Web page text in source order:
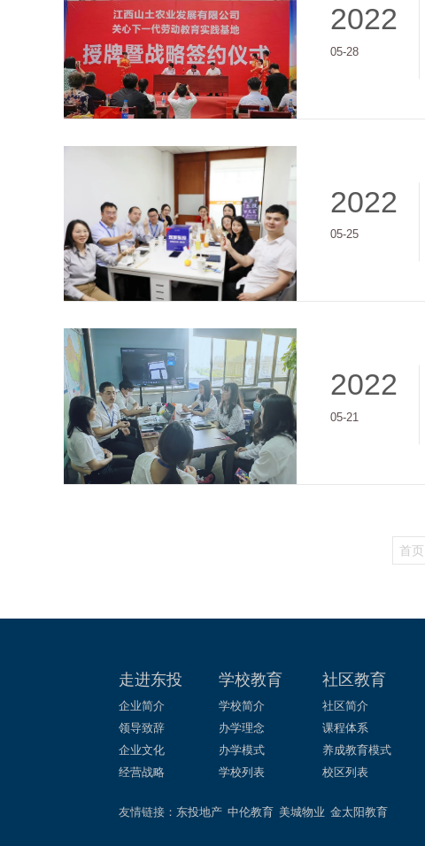
2022
05-28
2022
05-25
2022
05-21
首页
走进东投
企业简介
领导致辞
企业文化
经营战略
学校教育
学校简介
办学理念
办学模式
学校列表
社区教育
社区简介
课程体系
养成教育模式
校区列表
友情链接： 东投地产 中伦教育 美城物业 金太阳教育